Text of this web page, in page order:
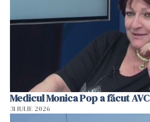
Medicul Monica Pop a făcut AVC
31 IULIE 2026